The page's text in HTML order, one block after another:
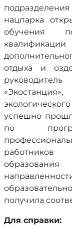
нацпарка
обучения
отдыха и
успешно
по
получила
Для справки: